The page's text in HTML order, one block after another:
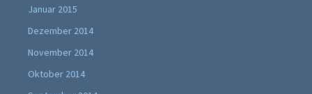
Januar 2015
Dezember 2014
November 2014
Oktober 2014